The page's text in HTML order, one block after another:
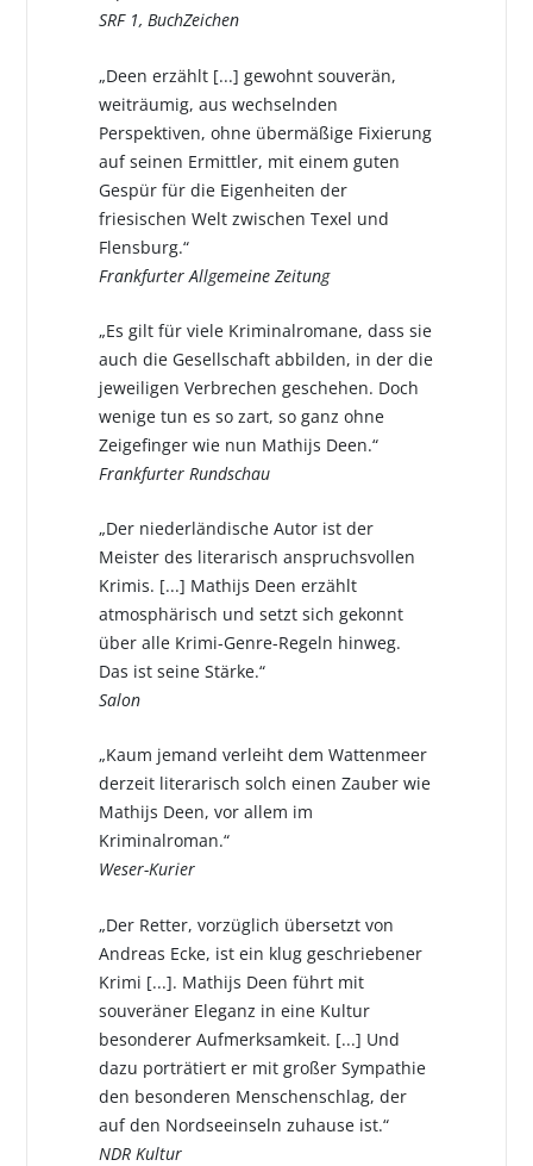
SRF 1, BuchZeichen
„Deen erzählt [...] gewohnt souverän,
weiträumig, aus wechselnden
Perspektiven, ohne übermäßige Fixierung
auf seinen Ermittler, mit einem guten
Gespür für die Eigenheiten der
friesischen Welt zwischen Texel und
Flensburg.“
Frankfurter Allgemeine Zeitung
„Es gilt für viele Kriminalromane, dass sie
auch die Gesellschaft abbilden, in der die
jeweiligen Verbrechen geschehen. Doch
wenige tun es so zart, so ganz ohne
Zeigefinger wie nun Mathijs Deen.“
Frankfurter Rundschau
„Der niederländische Autor ist der
Meister des literarisch anspruchsvollen
Krimis. [...] Mathijs Deen erzählt
atmosphärisch und setzt sich gekonnt
über alle Krimi-Genre-Regeln hinweg.
Das ist seine Stärke.“
Salon
„Kaum jemand verleiht dem Wattenmeer
derzeit literarisch solch einen Zauber wie
Mathijs Deen, vor allem im
Kriminalroman.“
Weser-Kurier
„Der Retter, vorzüglich übersetzt von
Andreas Ecke, ist ein klug geschriebener
Krimi [...]. Mathijs Deen führt mit
souveräner Eleganz in eine Kultur
besonderer Aufmerksamkeit. [...] Und
dazu porträtiert er mit großer Sympathie
den besonderen Menschenschlag, der
auf den Nordseeinseln zuhause ist.“
NDR Kultur